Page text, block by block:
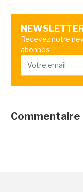
Recevez notre
abonnés
Commentaire